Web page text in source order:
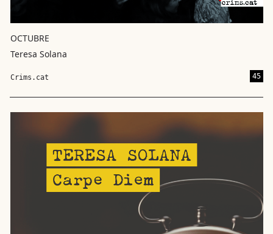
OCTUBRE
Teresa Solana
Crims.cat 45